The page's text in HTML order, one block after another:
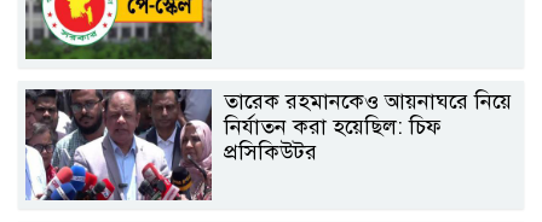
তারেক রহমানকেও আয়নাঘরে নিয়ে
নির্যাতন করা হয়েছিল: চিফ
প্রসিকিউটর